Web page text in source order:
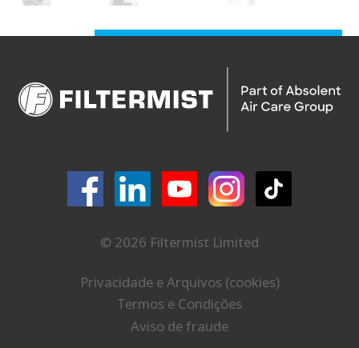
© 2026 Filtermist Limited
Privacidade e Arquivos (cookies)
Termos e Condições
Aviso de fraude